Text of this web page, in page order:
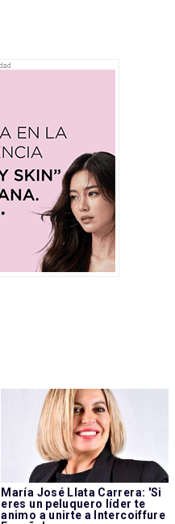
María José Llata Carrera: 'Si
eres un peluquero líder te
animo a unirte a Intercoiffure